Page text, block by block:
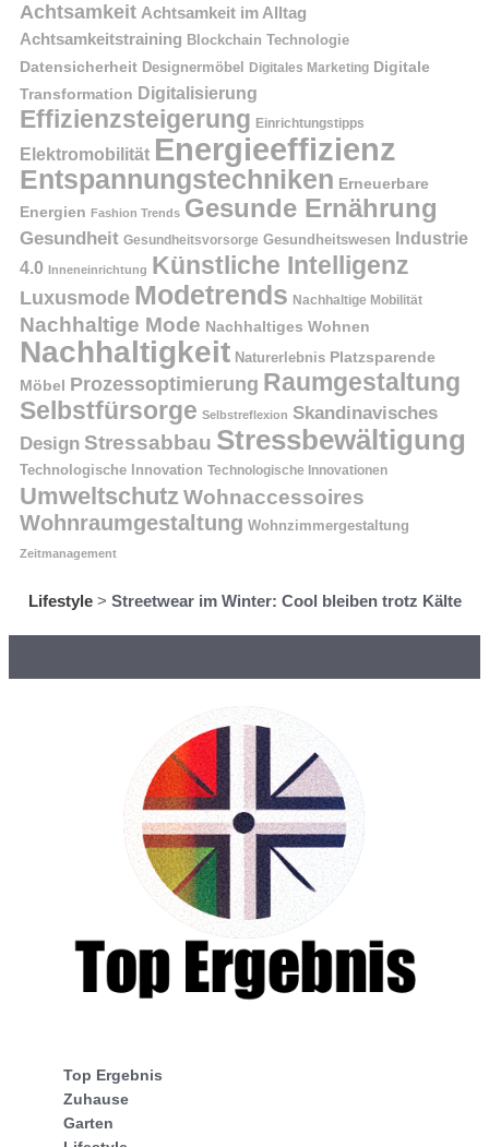
Achtsamkeit Achtsamkeit im Alltag
Achtsamkeitstraining Blockchain Technologie
Datensicherheit Designermöbel Digitales Marketing Digitale
Transformation Digitalisierung
Effizienzsteigerung Einrichtungstipps
Elektromobilität Energieeffizienz
Entspannungstechniken Erneuerbare
Energien Fashion Trends Gesunde Ernährung
Gesundheit Gesundheitsvorsorge Gesundheitswesen Industrie
4.0
Inneneinrichtung Künstliche Intelligenz
Luxusmode Modetrends Nachhaltige Mobilität
Nachhaltige Mode Nachhaltiges Wohnen
Nachhaltigkeit Naturerlebnis Platzsparende
Möbel
Prozessoptimierung Raumgestaltung
Selbstfürsorge Selbstreflexion Skandinavisches
Design Stressabbau Stressbewältigung
Technologische Innovation Technologische Innovationen
Umweltschutz Wohnaccessoires
Wohnraumgestaltung Wohnzimmergestaltung
Zeitmanagement
Lifestyle> Streetwear im Winter: Cool bleiben trotz Kälte
Top Ergebnis
Zuhause
Garten